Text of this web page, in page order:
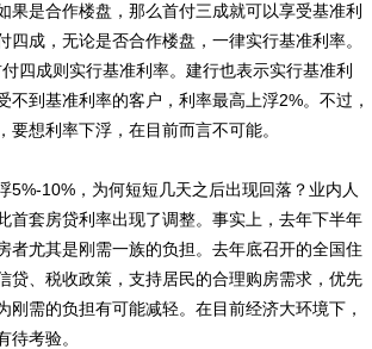
是合作楼盘，那么首付三成就可以享受基准利
成，无论是否合作楼盘，一律实行基准利率。
四成则实行基准利率。建行也表示实行基准利
到基准利率的客户，利率最高上浮2%。不过，
想利率下浮，在目前而言不可能。
10%，为何短短几天之后出现回落？业内人
首套房贷利率出现了调整。事实上，去年下半年
者尤其是刚需一族的负担。去年底召开的全国住
贷、税收政策，支持居民的合理购房需求，优先
需的负担有可能减轻。在目前经济大环境下，
考验。